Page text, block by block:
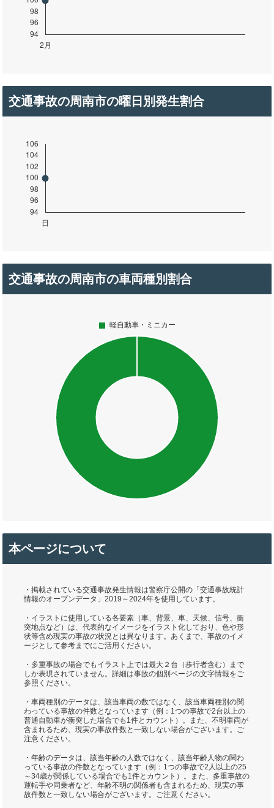
交通事故の周南市の曜日別発生割合
交通事故の周南市の車両種別割合
本ページについて
・掲載されている交通事故発生情報は警察庁公開の「交通事故統計
情報のオープンデータ」2019～2024年を使用しています。
・イラストに使用している各要素（車、背景、車、天候、信号、衝
突地点など）は、代表的なイメージをイラスト化しており、色や形
状等含め現実の事故の状況とは異なります。あくまで、事故のイメ
ージとして参考までにご活用ください。
・多重事故の場合でもイラスト上では最大２台（歩行者含む）まで
しか表現されていません。詳細は事故の個別ページの文字情報をご
参照ください。
・車両種別のデータは、該当車両の数ではなく、該当車両種別の関
わっている事故の件数となっています（例：1つの事故で2台以上の
普通自動車が衝突した場合でも1件とカウント）。また、不明車両が
含まれるため、現実の事故件数と一致しない場合がございます。ご
注意ください。
・年齢のデータは、該当年齢の人数ではなく、該当年齢人物の関わ
っている事故の件数となっています（例：1つの事故で2人以上の25
～34歳が関係している場合でも1件とカウント）。また、多重事故の
運転手や同乗者など、年齢不明の関係者も含まれるため、現実の事
故件数と一致しない場合がございます。ご注意ください。